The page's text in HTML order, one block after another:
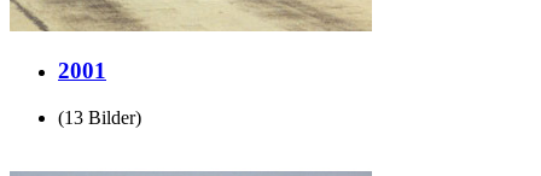
2001
(13 Bilder)